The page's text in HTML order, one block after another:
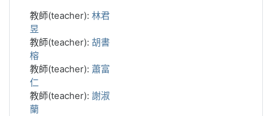
教師(teacher): 林君
昱
教師(teacher): 胡書
榕
教師(teacher): 蕭富
仁
教師(teacher): 謝淑
蘭